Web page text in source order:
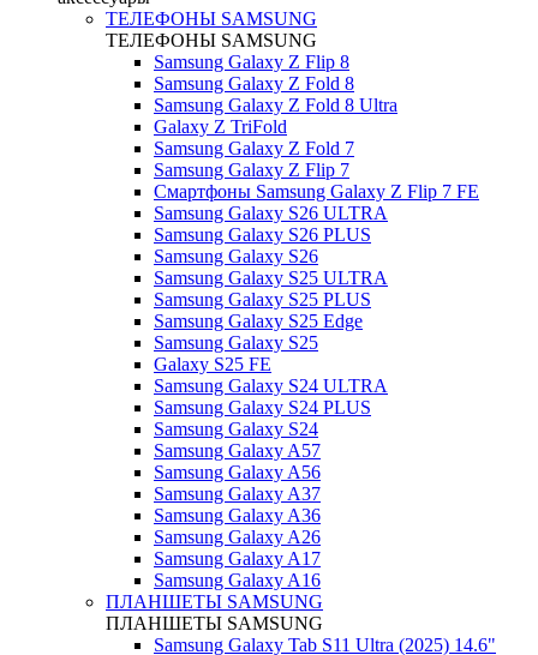
ТЕЛЕФОНЫ SAMSUNG
ТЕЛЕФОНЫ SAMSUNG
Samsung Galaxy Z Flip 8
Samsung Galaxy Z Fold 8
Samsung Galaxy Z Fold 8 Ultra
Galaxy Z TriFold
Samsung Galaxy Z Fold 7
Samsung Galaxy Z Flip 7
Смартфоны Samsung Galaxy Z Flip 7 FE
Samsung Galaxy S26 ULTRA
Samsung Galaxy S26 PLUS
Samsung Galaxy S26
Samsung Galaxy S25 ULTRA
Samsung Galaxy S25 PLUS
Samsung Galaxy S25 Edge
Samsung Galaxy S25
Galaxy S25 FE
Samsung Galaxy S24 ULTRA
Samsung Galaxy S24 PLUS
Samsung Galaxy S24
Samsung Galaxy A57
Samsung Galaxy A56
Samsung Galaxy A37
Samsung Galaxy A36
Samsung Galaxy A26
Samsung Galaxy A17
Samsung Galaxy A16
ПЛАНШЕТЫ SAMSUNG
ПЛАНШЕТЫ SAMSUNG
Samsung Galaxy Tab S11 Ultra (2025) 14.6"